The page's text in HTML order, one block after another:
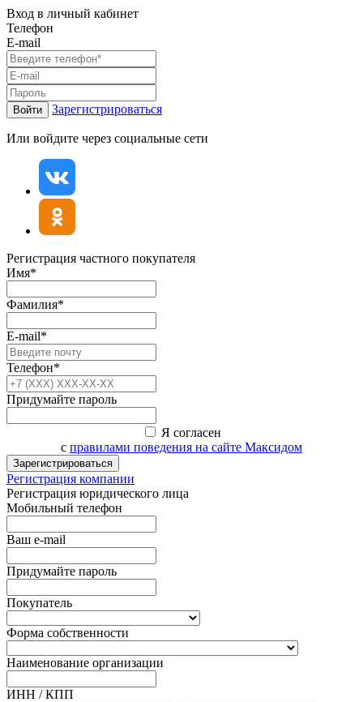
Вход в личный кабинет
Телефон
E-mail
Войти Зарегистрироваться
Или войдите через социальные сети
Регистрация частного покупателя
Имя*
Фамилия*
E-mail*
Телефон*
Придумайте пароль
Я согласен
с правилами поведения на сайте Максидом
Зарегистрироваться
Регистрация компании
Регистрация юридического лица
Мобильный телефон
Ваш e-mail
Придумайте пароль
Покупатель
Форма собственности
Наименование организации
ИНН / КПП